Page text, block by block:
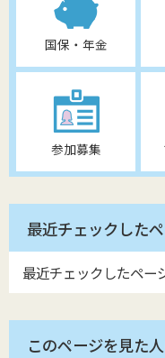
国保・年金
参加募集
最近チェックした
最近チェックしたペー
このページを見た